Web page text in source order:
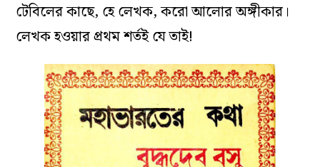
টেবিলের কাছে, হে লেখক, করো আলোর অঙ্গীকার।
লেখক হওয়ার প্রথম শর্তই যে তাই!